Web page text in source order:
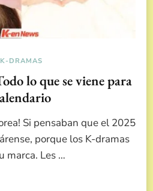
K-DRAMAS
lo que se viene para
Si pensaban que el 2025
porque los K-dramas
marca. Les …